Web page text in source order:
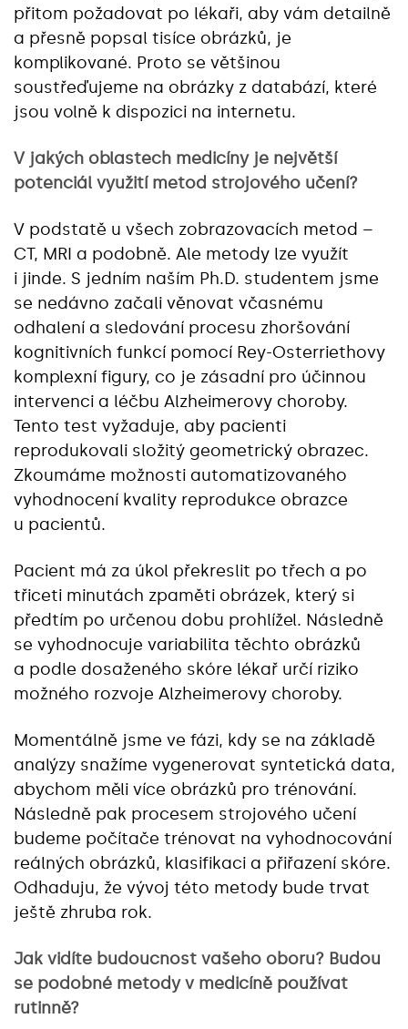
přitom požadovat po lékaři, aby vám detailně
a přesně popsal tisíce obrázků, je
komplikované. Proto se většinou
soustřeďujeme na obrázky z databází, které
jsou volně k dispozici na internetu.
V jakých oblastech medicíny je největší
potenciál využití metod strojového učení?
V podstatě u všech zobrazovacích metod –
CT, MRI a podobně. Ale metody lze využít
i jinde. S jedním naším Ph.D. studentem jsme
se nedávno začali věnovat včasnému
odhalení a sledování procesu zhoršování
kognitivních funkcí pomocí Rey-Osterriethovy
komplexní figury, co je zásadní pro účinnou
intervenci a léčbu Alzheimerovy choroby.
Tento test vyžaduje, aby pacienti
reprodukovali složitý geometrický obrazec.
Zkoumáme možnosti automatizovaného
vyhodnocení kvality reprodukce obrazce
u pacientů.
Pacient má za úkol překreslit po třech a po
třiceti minutách zpaměti obrázek, který si
předtím po určenou dobu prohlížel. Následně
se vyhodnocuje variabilita těchto obrázků
a podle dosaženého skóre lékař určí riziko
možného rozvoje Alzheimerovy choroby.
Momentálně jsme ve fázi, kdy se na základě
analýzy snažíme vygenerovat syntetická data,
abychom měli více obrázků pro trénování.
Následně pak procesem strojového učení
budeme počítače trénovat na vyhodnocování
reálných obrázků, klasifikaci a přiřazení skóre.
Odhaduju, že vývoj této metody bude trvat
ještě zhruba rok.
Jak vidíte budoucnost vašeho oboru? Budou
se podobné metody v medicíně používat
rutinně?